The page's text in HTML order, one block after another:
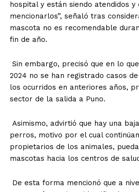
hospital y están siendo atendidos y
mencionarlos”, señaló tras
mascota no es recomendable
fin de año.
Sin embargo, precisó que en lo
2024 no se han registrado casos
los ocurridos en anteriores años,
sector de la salida a Puno.
Asimismo, advirtió que hay una
perros, motivo por el cual
propietarios de los animales,
mascotas hacia los centros de
De esta forma mencionó que a